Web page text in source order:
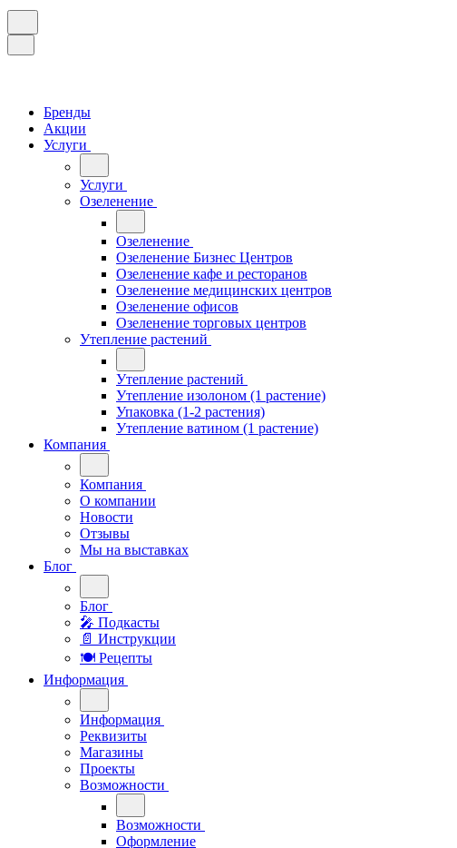
Бренды
Акции
Услуги
Услуги
Озеленение
Озеленение
Озеленение Бизнес Центров
Озеленение кафе и ресторанов
Озеленение медицинских центров
Озеленение офисов
Озеленение торговых центров
Утепление растений
Утепление растений
Утепление изолоном (1 растение)
Упаковка (1-2 растения)
Утепление ватином (1 растение)
Компания
Компания
О компании
Новости
Отзывы
Мы на выставках
Блог
Блог
🎤︎︎ Подкасты
📄 Инструкции
🍽 Рецепты
Информация
Информация
Реквизиты
Магазины
Проекты
Возможности
Возможности
Оформление